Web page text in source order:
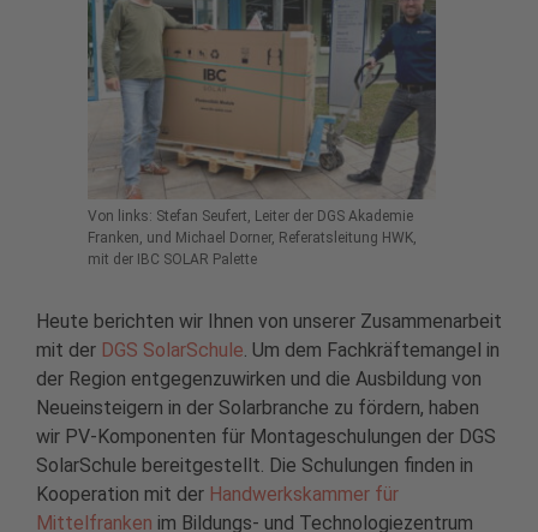
Von links: Stefan Seufert, Leiter der DGS Akademie
Franken, und Michael Dorner, Referatsleitung HWK,
mit der IBC SOLAR Palette
Heute berichten wir Ihnen von unserer Zusammenarbeit
mit der DGS SolarSchule . Um dem Fachkräftemangel in
der Region entgegenzuwirken und die Ausbildung von
Neueinsteigern in der Solarbranche zu fördern, haben
wir PV-Komponenten für Montageschulungen der DGS
SolarSchule bereitgestellt. Die Schulungen finden in
Kooperation mit der Handwerkskammer für
Mittelfranken im Bildungs- und Technologiezentrum